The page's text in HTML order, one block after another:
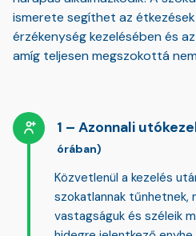
ismerete segíthet az
érzékenység kezelésében és
amíg teljesen megszokottá
Azonnali
órában)
Közvetlenül a kezelés
szokatlannak tűnhetnek,
vastagságuk és széleik